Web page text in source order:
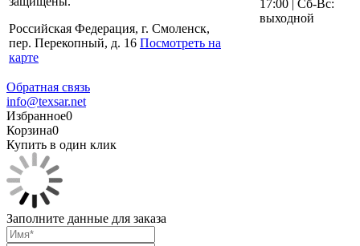
Российская Федерация, г. Смоленск,
пер. Перекопный, д. 16 Посмотреть на
карте
17:00 | Сб-Вс:
выходной
Обратная связь
info@texsar.net
Избранное0
Корзина0
Купить в один клик
Заполните данные для заказа